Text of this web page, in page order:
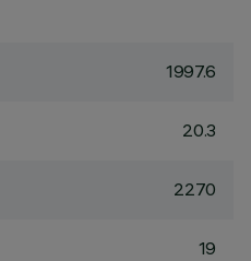
1997.6
20.3
2270
19